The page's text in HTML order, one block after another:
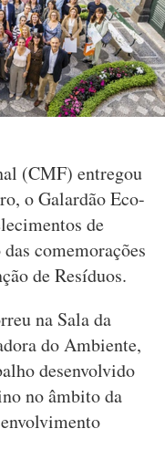
(CMF) entregou
o Galardão Eco-
de
comemorações
de Resíduos.
na Sala da
do Ambiente,
desenvolvido
no âmbito da